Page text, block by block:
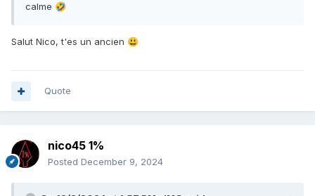
calme 🤣
Salut Nico, t'es un ancien 😃
Quote
nico45 1%
Posted December 9, 2024